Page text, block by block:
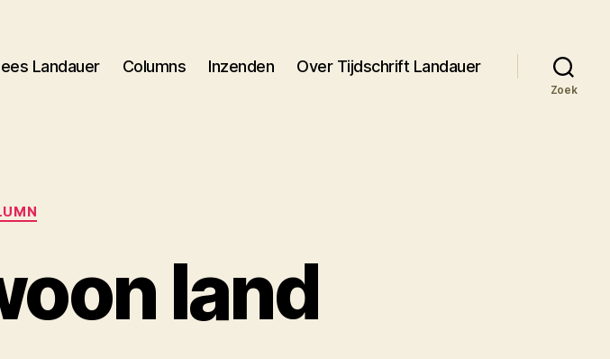
Landauer Columns Inzenden Over Tijdschrift Landauer
Zoek
Categorieën
land